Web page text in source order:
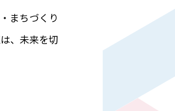
まちづくり
、未来を切